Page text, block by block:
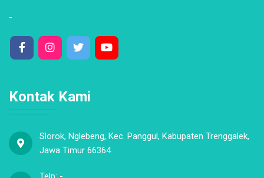
-
Kontak Kami
Slorok, Nglebeng, Kec. Panggul, Kabupaten Trenggalek,
Jawa Timur 66364